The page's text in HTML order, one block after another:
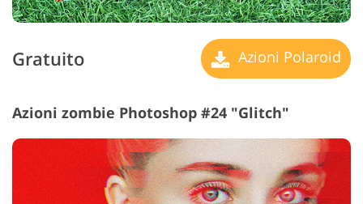
Gratuito Azioni Polaroid
Azioni zombie Photoshop #24 "Glitch"